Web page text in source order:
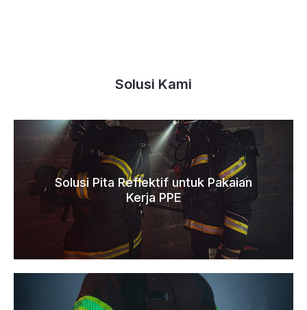
Solusi Kami
Solusi Pita Reflektif untuk Pakaian
Kerja PPE